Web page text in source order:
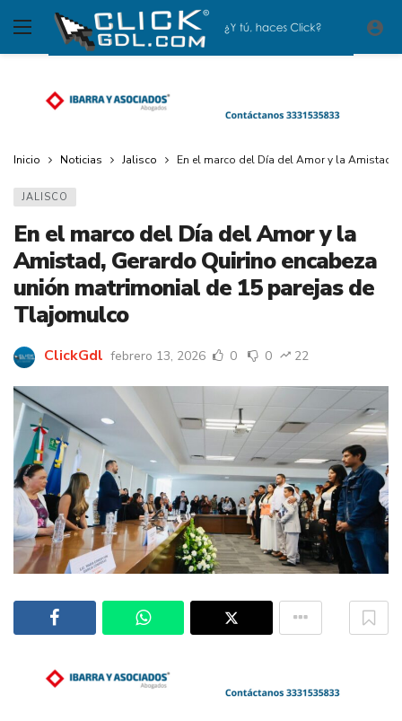
Inicio Noticias Jalisco En el marco del Día del Amor y la
JALISCO
En el marco del Día del Amor y la
Amistad, Gerardo Quirino encabeza
unión matrimonial de 15 parejas de
Tlajomulco
ClickGdl febrero 13, 2026 0 0 22